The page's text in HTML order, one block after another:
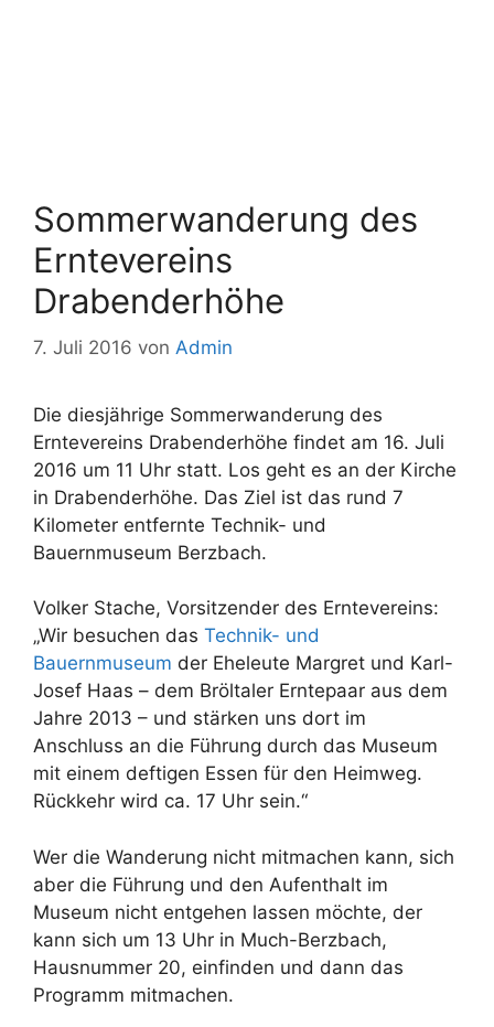
Sommerwanderung des
Erntevereins
Drabenderhöhe
7. Juli 2016 von Admin
Die diesjährige Sommerwanderung des
Erntevereins Drabenderhöhe findet am 16. Juli
2016 um 11 Uhr statt. Los geht es an der Kirche
in Drabenderhöhe. Das Ziel ist das rund 7
Kilometer entfernte Technik- und
Bauernmuseum Berzbach.
Volker Stache, Vorsitzender des Erntevereins:
„Wir besuchen das Technik- und
Bauernmuseum der Eheleute Margret und Karl-
Josef Haas – dem Bröltaler Erntepaar aus dem
Jahre 2013 – und stärken uns dort im
Anschluss an die Führung durch das Museum
mit einem deftigen Essen für den Heimweg.
Rückkehr wird ca. 17 Uhr sein.“
Wer die Wanderung nicht mitmachen kann, sich
aber die Führung und den Aufenthalt im
Museum nicht entgehen lassen möchte, der
kann sich um 13 Uhr in Much-Berzbach,
Hausnummer 20, einfinden und dann das
Programm mitmachen.